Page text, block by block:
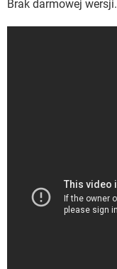
Brak darmowej wersji.